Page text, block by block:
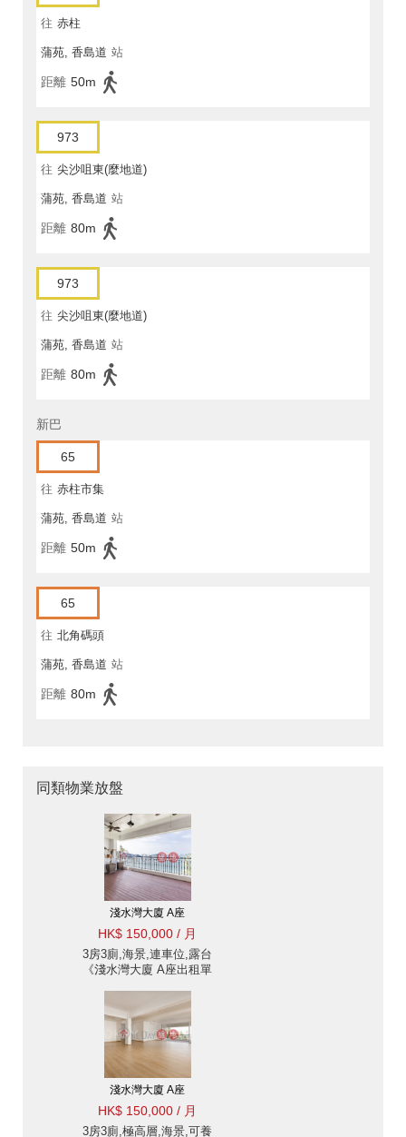
往 赤柱
蒲苑, 香島道 站
距離 50m
973
往 尖沙咀東(麼地道)
蒲苑, 香島道 站
距離 80m
973
往 尖沙咀東(麼地道)
蒲苑, 香島道 站
距離 80m
新巴
65
往 赤柱市集
蒲苑, 香島道 站
距離 50m
65
往 北角碼頭
蒲苑, 香島道 站
距離 80m
同類物業放盤
淺水灣大廈 A座
HK$ 150,000 / 月
3房3廁,海景,連車位,露台
《淺水灣大廈 A座出租單
淺水灣大廈 A座
HK$ 150,000 / 月
3房3廁,極高層,海景,可養